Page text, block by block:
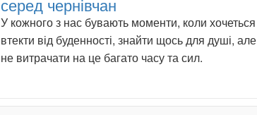
серед чернівчан
У кожного з нас бувають моменти, коли хочеться
втекти від буденності, знайти щось для душі, але
не витрачати на це багато часу та сил.